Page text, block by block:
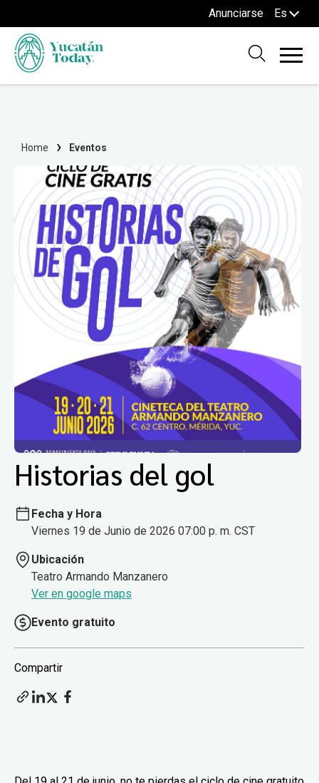
Anunciarse Es
Home Eventos
Historias del gol
Fecha y Hora
Viernes 19 de Junio de 2026 07:00 p. m. CST
Ubicación
Teatro Armando Manzanero
Ver en google maps
Evento gratuito
Compartir